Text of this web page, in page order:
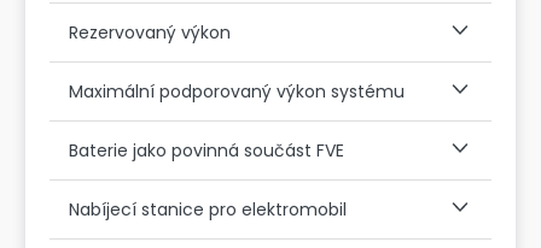
Rezervovaný výkon
Maximální podporovaný výkon systému
Baterie jako povinná součást FVE
Nabíjecí stanice pro elektromobil